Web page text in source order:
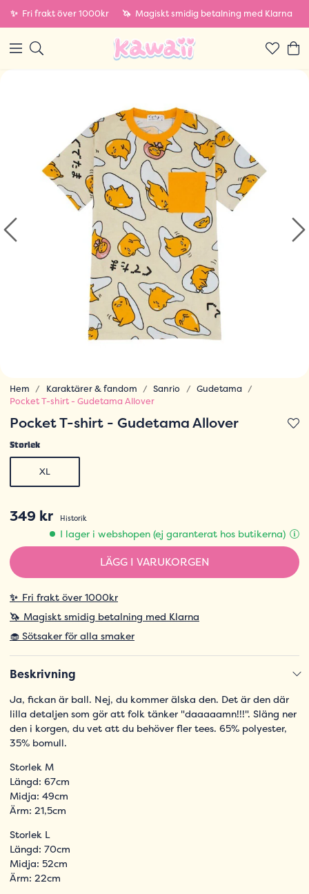
✨ Fri frakt över 1000kr 🦄 Magiskt smidig betalning med Klarna
Hem Karaktärer & fandom Sanrio
Gudetama
Pocket T-shirt - Gudetama Allover
Pocket T-shirt - Gudetama Allover
Storlek
XL
349 kr Historik
I lager i webshopen (ej garanterat hos butikerna)
LÄGG I VARUKORGEN
✨ Fri frakt över 1000kr
🦄 Magiskt smidig betalning med Klarna
🧁 Sötsaker för alla smaker
Beskrivning
Ja, fickan är ball. Nej, du kommer älska den. Det är den där
lilla detaljen som gör att folk tänker "daaaaamn!!!". Släng ner
den i korgen, du vet att du behöver fler tees. 65% polyester,
35% bomull.
Storlek M
Längd: 67cm
Midja: 49cm
Ärm: 21,5cm
Storlek L
Längd: 70cm
Midja: 52cm
Ärm: 22cm